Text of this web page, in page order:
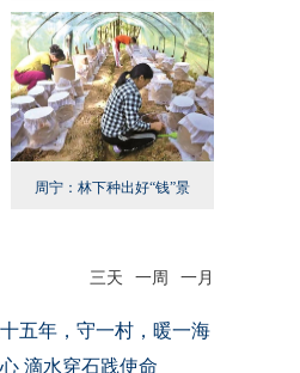
兴启新程
周宁：林下种出好“钱”景
三天 一周 一月
五年，守一村，暖一海
滴水穿石践使命